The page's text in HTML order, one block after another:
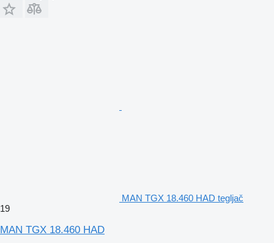
MAN TGX 18.460 HAD tegljač
19
MAN TGX 18.460 HAD